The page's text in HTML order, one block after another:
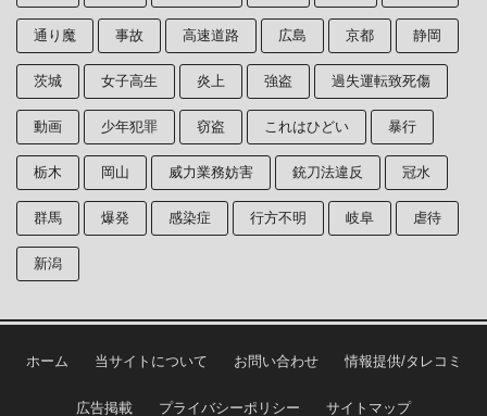
通り魔 事故 高速道路 広島 京都 静岡
茨城 女子高生 炎上 強盗 過失運転致死傷
動画 少年犯罪 窃盗 これはひどい 暴行
栃木 岡山 威力業務妨害 銃刀法違反 冠水
群馬 爆発 感染症 行方不明 岐阜 虐待
新潟
ホーム 当サイトについて お問い合わせ 情報提供/タレコミ
広告掲載 プライバシーポリシー サイトマップ